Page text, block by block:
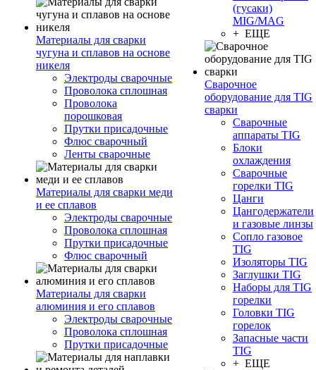
Материалы для сварки
чугуна и сплавов на основе
никеля
Электроды сварочные
Проволока сплошная
Проволока
порошковая
Прутки присадочные
Флюс сварочный
Ленты сварочные
Материалы для сварки меди
и ее сплавов
Электроды сварочные
Проволока сплошная
Прутки присадочные
Флюс сварочный
Материалы для сварки
алюминия и его сплавов
Электроды сварочные
Проволока сплошная
Прутки присадочные
(гусаки)
MIG/MAG
+ ЕЩЕ
Сварочное
оборудование для TIG
сварки
Сварочные
аппараты TIG
Блоки
охлаждения
Сварочные
горелки TIG
Цанги
Цангодержатели
и газовые линзы
Сопло газовое
TIG
Изоляторы TIG
Заглушки TIG
Наборы для TIG
горелки
Головки TIG
горелок
Запасные части
TIG
+ ЕЩЕ